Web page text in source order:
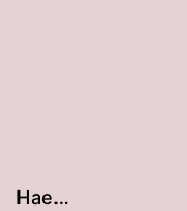
Hae…
Kun tuloksia